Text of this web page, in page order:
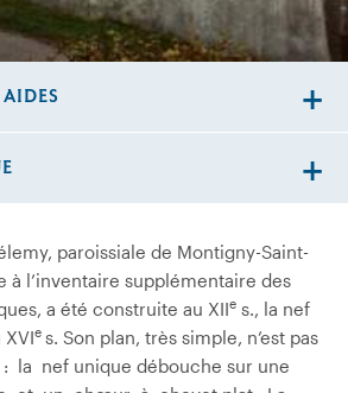
paroissiale de Montigny-Saint-
à l’inventaire supplémentaire des
a été construite au XIIe s., la nef
e s. Son plan, très simple, n’est pas
la nef unique débouche sur une